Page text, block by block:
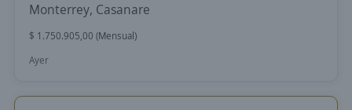
Monterrey, Casanare
$ 1.750.905,00 (Mensual)
Ayer